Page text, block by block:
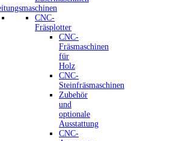
CNC-
Fräsplotter
CNC-
Fräsmaschinen
für
Holz
CNC-
Steinfräsmaschinen
Zubehör
und
optionale
Ausstattung
CNC-